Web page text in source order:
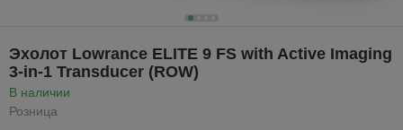
Эхолот Lowrance ELITE 9 FS with Active Imaging
3-in-1 Transducer (ROW)
В наличии
Розница